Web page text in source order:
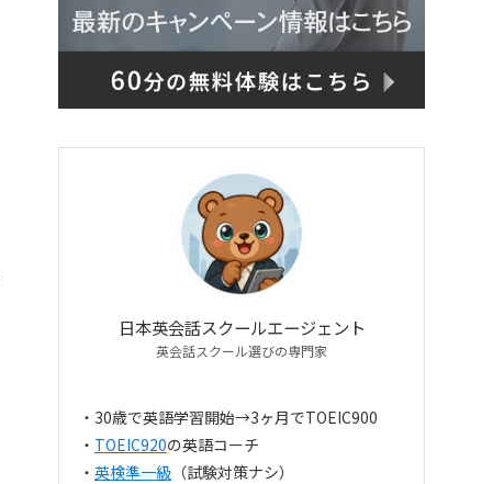
日本英会話スクールエージェント
英会話スクール選びの専門家
・30歳で英語学習開始→3ヶ月でTOEIC900
・ TOEIC920の英語コーチ
・ 英検準一級 （試験対策ナシ）